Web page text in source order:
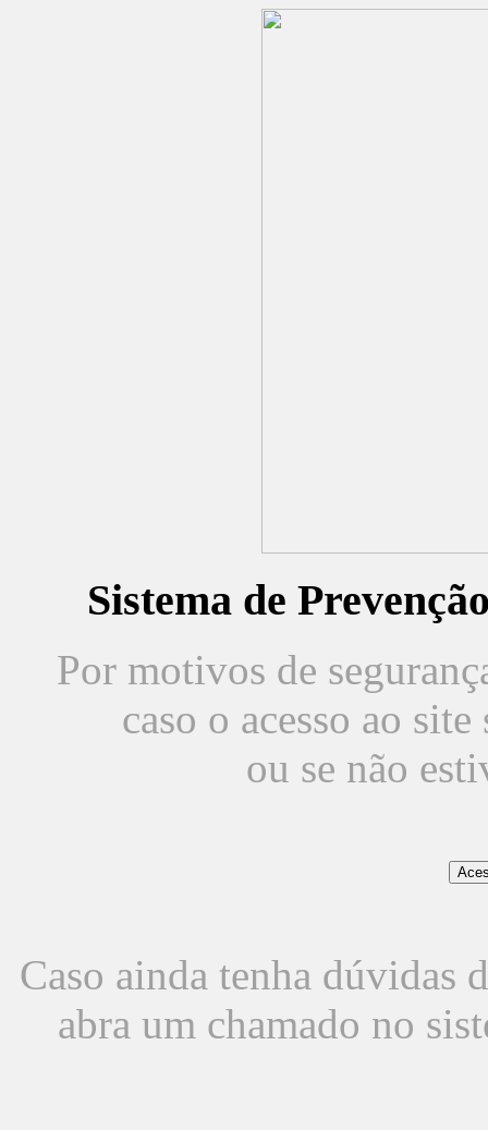
Sistema de
Por motivos de
caso o acesso ao
ou se não
Caso ainda tenha dúvidas
abra um chamado no